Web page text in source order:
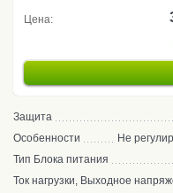
Цена:
Защита
Особенности
Не
Тип Блока питания
Ток нагрузки, Выходное